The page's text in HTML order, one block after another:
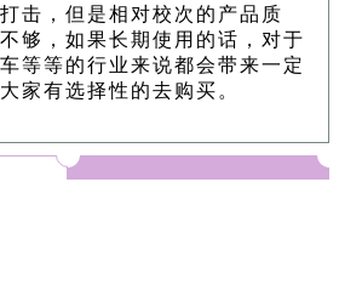
击，但是相对校次的产品质
够，如果长期使用的话，对于
等等的行业来说都会带来一定
家有选择性的去购买。